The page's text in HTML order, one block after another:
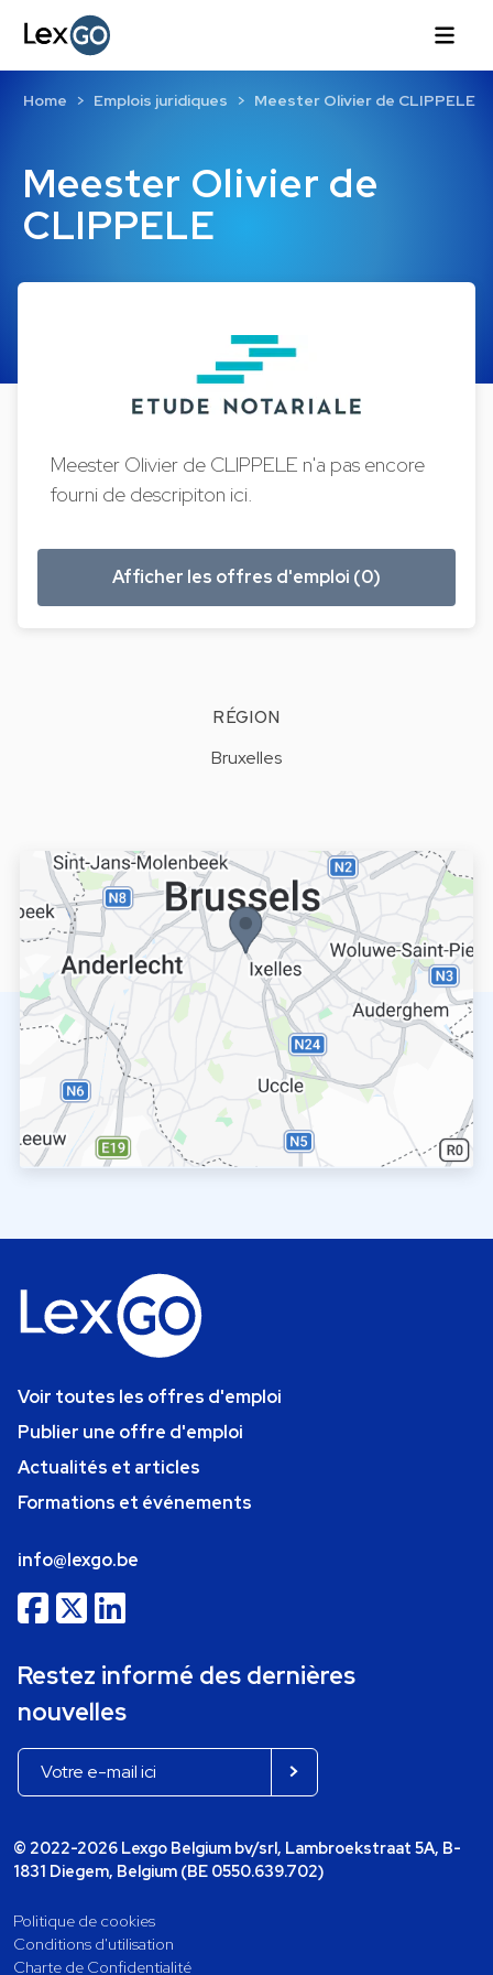
Meester Olivier de
CLIPPELE
Home Emplois juridiques Meester Olivier de CLIPPELE
Meester Olivier de CLIPPELE n'a pas encore
fourni de descripiton ici.
Afficher les offres d'emploi (0)
RÉGION
Bruxelles
Voir toutes les offres d'emploi
Publier une offre d'emploi
Actualités et articles
Formations et événements
info@lexgo.be
Restez informé des dernières
nouvelles
© 2022-2026 Lexgo Belgium bv/srl, Lambroekstraat 5A, B-
1831 Diegem, Belgium (BE 0550.639.702)
Politique de cookies
Conditions d'utilisation
Charte de Confidentialité